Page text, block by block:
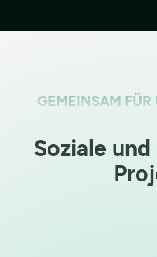
GEMEINSAM FÜR
Soziale